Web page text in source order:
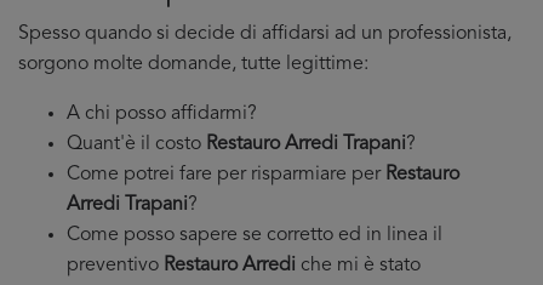
Spesso quando si decide di affidarsi ad un professionista,
sorgono molte domande, tutte legittime:
A chi posso affidarmi?
Quant'è il costo Restauro Arredi Trapani?
Come potrei fare per risparmiare per Restauro
Arredi Trapani?
Come posso sapere se corretto ed in linea il
preventivo Restauro Arredi che mi è stato